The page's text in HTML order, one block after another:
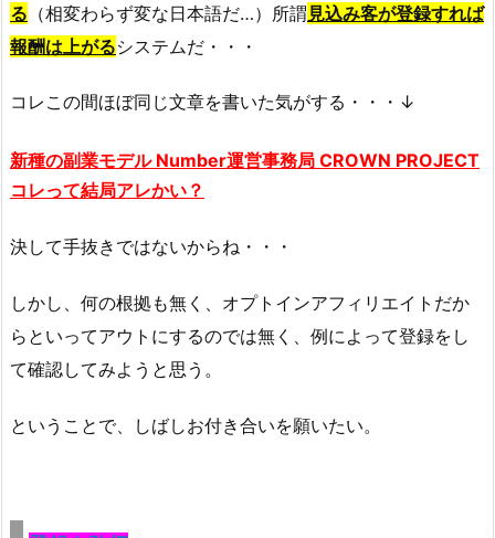
る （相変わらず変な日本語だ…）所謂 見込み客が登録すれば
報酬は上がるシステムだ・・・
コレこの間ほぼ同じ文章を書いた気がする・・・↓
新種の副業モデル Number運営事務局 CROWN PROJECT
コレって結局アレかい？
決して手抜きではないからね・・・
しかし、何の根拠も無く、オプトインアフィリエイトだか
らといってアウトにするのでは無く、例によって登録をし
て確認してみようと思う。
ということで、しばしお付き合いを願いたい。